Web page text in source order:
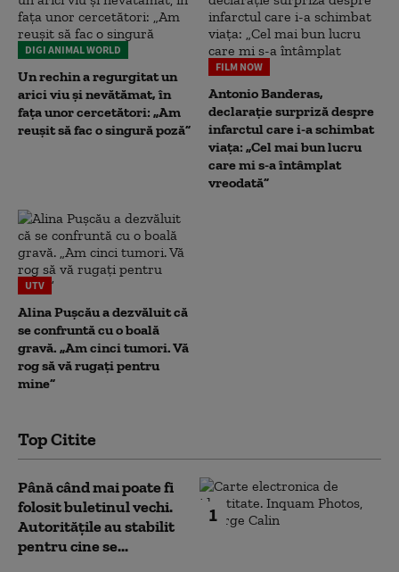
DIGI ANIMAL WORLD
Un rechin a regurgitat un
arici viu și nevătămat, în
fața unor cercetători: „Am
reușit să fac o singură poză”
FILM NOW
Antonio Banderas,
declarație surpriză despre
infarctul care i-a schimbat
viața: „Cel mai bun lucru
care mi s-a întâmplat
vreodată”
UTV
Alina Pușcău a dezvăluit că
se confruntă cu o boală
gravă. „Am cinci tumori. Vă
rog să vă rugați pentru
mine”
Top Citite
1
Până când mai poate fi
folosit buletinul vechi.
Autoritățile au stabilit
pentru cine se...